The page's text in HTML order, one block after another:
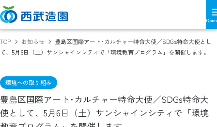
TOP お知らせ
豊島区国際アート･カルチャー特命大使／SDGs特命大使とし
て、5月6日（土）サンシャインシティで「環境教育プログラム」を開催します。
環境への取り組み
豊島区国際アート･カルチャー特命大使／SDGs特命大
使として、5月6日（土）サンシャインシティで「環境